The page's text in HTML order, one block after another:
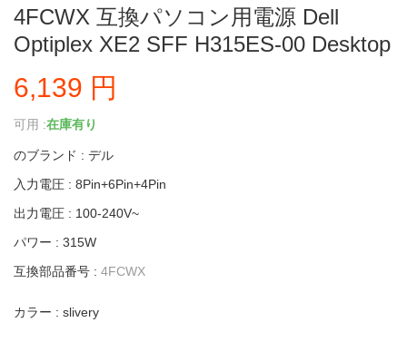
4FCWX 互換パソコン用電源 Dell
Optiplex XE2 SFF H315ES-00 Desktop
6,139 円
可用 :在庫有り
のブランド : デル
入力電圧 : 8Pin+6Pin+4Pin
出力電圧 : 100-240V~
パワー : 315W
互換部品番号 : 4FCWX
カラー : slivery